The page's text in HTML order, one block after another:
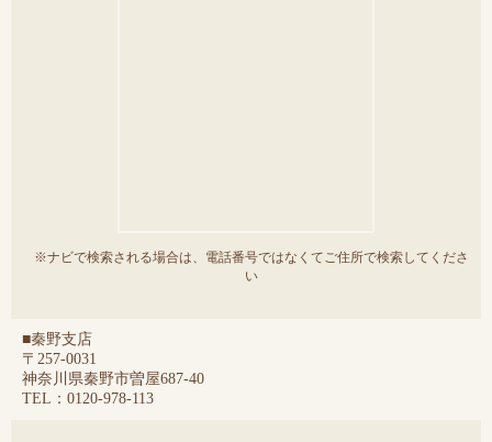
※ナビで検索される場合は、電話番号ではなくてご住所で検索してくださ
い
■秦野支店
〒257-0031
神奈川県秦野市曽屋687-40
TEL：0120-978-113